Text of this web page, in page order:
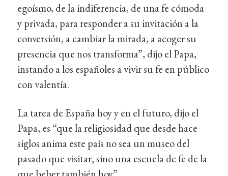
egoísmo, de la indiferencia, de una fe cómoda
y privada, para responder a su invitación a la
conversión, a cambiar la mirada, a acoger su
presencia que nos transforma”, dijo el Papa,
instando a los españoles a vivir su fe en público
con valentía.
La tarea de España hoy y en el futuro, dijo el
Papa, es “que la religiosidad que desde hace
siglos anima este país no sea un museo del
pasado que visitar, sino una escuela de fe de la